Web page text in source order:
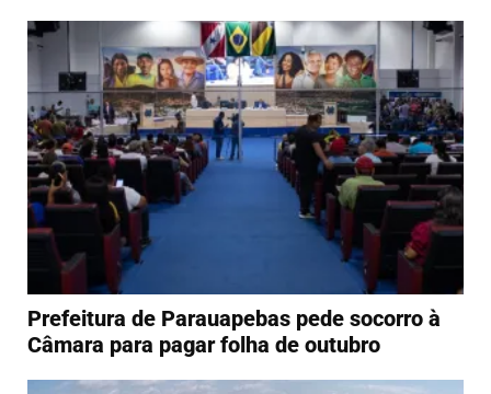
Prefeitura de Parauapebas pede socorro à
Câmara para pagar folha de outubro